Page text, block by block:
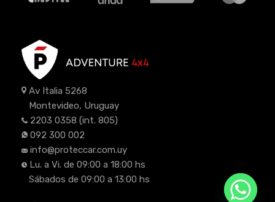
Av Italia 5268
Montevideo, Uruguay
2203 0358 (int. 805)
092 300 002
info@proteccar.com.uy
Lu. a Vi. de 09:00 a 18:00 hs
Sábados de 09:00 a 13:00 hs